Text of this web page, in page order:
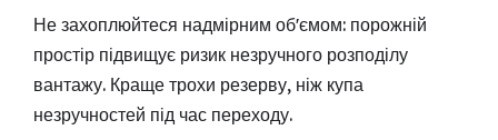
Не захоплюйтеся надмірним обʼємом: порожній
простір підвищує ризик незручного розподілу
вантажу. Краще трохи резерву, ніж купа
незручностей під час переходу.